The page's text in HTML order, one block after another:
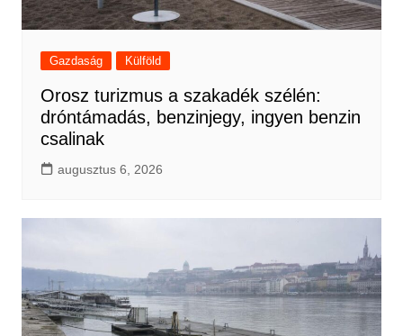
Gazdaság Külföld
Orosz turizmus a szakadék szélén:
dróntámadás, benzinjegy, ingyen benzin
csalinak
augusztus 6, 2026